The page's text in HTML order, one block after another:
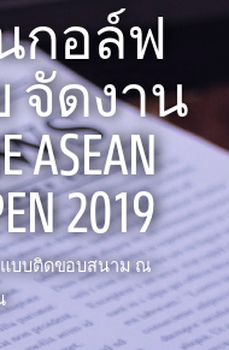
กอล์ฟ
จัดงาน
ASEAN
2019
แบบติดขอบสนาม ณ